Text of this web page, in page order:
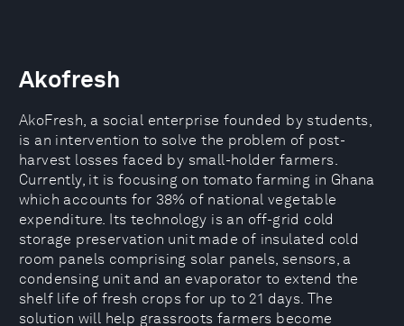
Akofresh
AkoFresh, a social enterprise founded by students,
is an intervention to solve the problem of post-
harvest losses faced by small-holder farmers.
Currently, it is focusing on tomato farming in Ghana
which accounts for 38% of national vegetable
expenditure. Its technology is an off-grid cold
storage preservation unit made of insulated cold
room panels comprising solar panels, sensors, a
condensing unit and an evaporator to extend the
shelf life of fresh crops for up to 21 days. The
solution will help grassroots farmers become